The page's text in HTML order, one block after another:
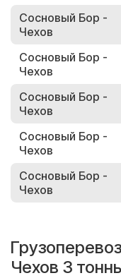
Сосновый Бор -
Чехов
Сосновый Бор -
Чехов
Сосновый Бор -
Чехов
Сосновый Бор -
Чехов
Сосновый Бор -
Чехов
Чехов 3